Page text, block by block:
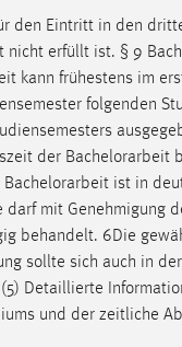
Prüfungsordnung
(02.06.2021)
den Eintritt in den
nicht erfüllt ist. § 9
kann frühestens im
folgenden
derBachelorarbeit
Bachelorarbeitist in
darf mit Genehmigung
behandelt. 6Die